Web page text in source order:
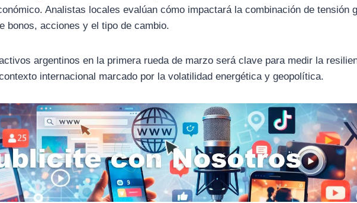
Analistas locales evalúan cómo impactará la combinación de tensión
bonos, acciones y el tipo de cambio.
argentinos en la primera rueda de marzo será clave para medir la
internacional marcado por la volatilidad energética y geopolítica.